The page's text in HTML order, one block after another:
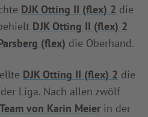
DJK Otting II (flex) 2 die
DJK Otting II (flex) 2
(flex) die Oberhand.
DJK Otting II (flex) 2 die
Liga. Nach allen zwölf
Team von Karin Meier in der